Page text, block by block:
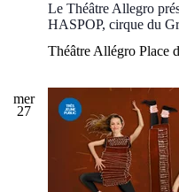
Le Théâtre Allegro
HASPOP, cirque du
Théâtre Allégro Place
mer
27